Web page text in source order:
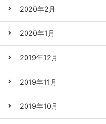
2020年2月
2020年1月
2019年12月
2019年11月
2019年10月